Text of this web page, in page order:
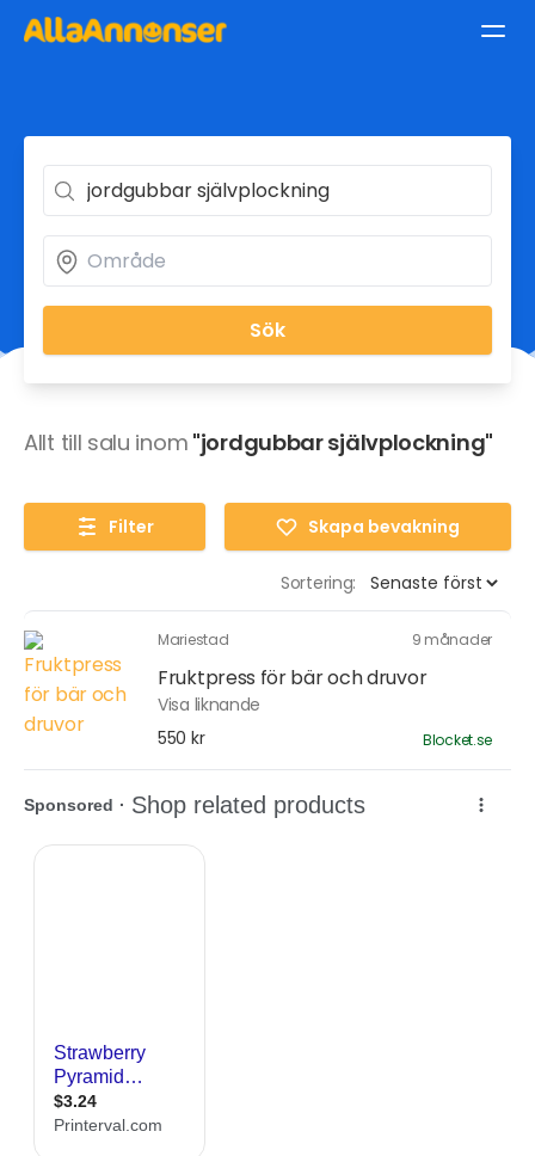
Sök
Allt till salu inom "jordgubbar självplockning"
Filter Skapa bevakning
Sortering:
Mariestad 9 månader
Fruktpress för bär och druvor
Visa liknande
550 kr
Blocket.se